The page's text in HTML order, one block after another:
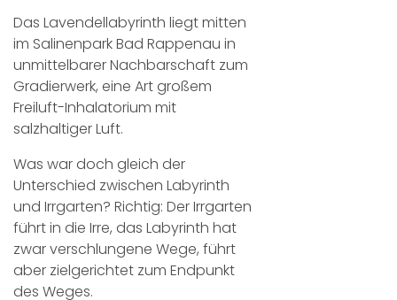
Das Lavendellabyrinth liegt mitten
im Salinenpark Bad Rappenau in
unmittelbarer Nachbarschaft zum
Gradierwerk, eine Art großem
Freiluft-Inhalatorium mit
salzhaltiger Luft.
Was war doch gleich der
Unterschied zwischen Labyrinth
und Irrgarten? Richtig: Der Irrgarten
führt in die Irre, das Labyrinth hat
zwar verschlungene Wege, führt
aber zielgerichtet zum Endpunkt
des Weges.